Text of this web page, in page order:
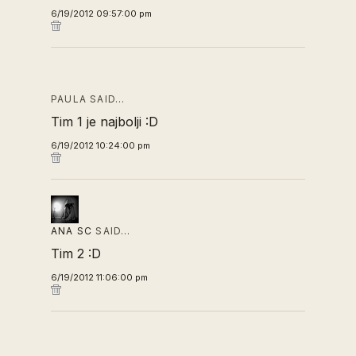
6/19/2012 09:57:00 pm
PAULA SAID…
Tim 1 je najbolji :D
6/19/2012 10:24:00 pm
ANA SC SAID…
Tim 2 :D
6/19/2012 11:06:00 pm